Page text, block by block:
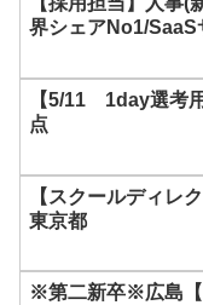
し
だ
。
界シェアNo1/SaaS
【5/11 1day選考
点
【スクールディレ
東京都
※第二新卒※広島【